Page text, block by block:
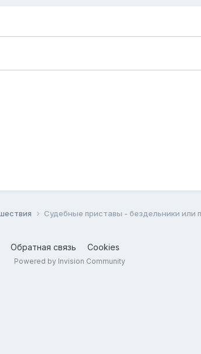
Судебные приставы - бездельники или
Обратная связь Cookies
Powered by Invision Community